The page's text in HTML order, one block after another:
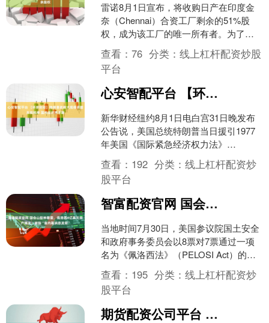
雷诺8月1日宣布，将收购日产在印度金
奈（Chennai）合资工厂剩余的51%股
权，成为该工厂的唯一所有者。为了领
导这一新阶段的发展，公司任命
Stéphane D....
查看：76 分类：线上杠杆配资炒股
平台
心安智配平台 【环球财经】特朗普政府大规模调整关税税率 国内反对声不断
新华财经纽约8月1日电白宫31日晚发布
公告说，美国总统特朗普当日援引1977
年美国《国际紧急经济权力法》
（IEEPA）等法律签署行政令，调整从69
个贸易伙伴进口....
查看： 192 分类：线上杠杆配资炒
股平台
智富配资官网 国会山股神暴雷，佩洛西4亿美元资产曝光，被指“靠内幕消息发财”
当地时间7月30日，美国参议院国土安全
和政府事务委员会以8票对7票通过一项
名为《佩洛西法》（PELOSI Act）的立
法提案。该法案由共和党参议员乔什·霍
利主导....
查看： 195 分类：线上杠杆配资炒
股平台
期货配资公司平台 国内某大型能源集团总部的“智慧后勤革命”_员工_方面_园区